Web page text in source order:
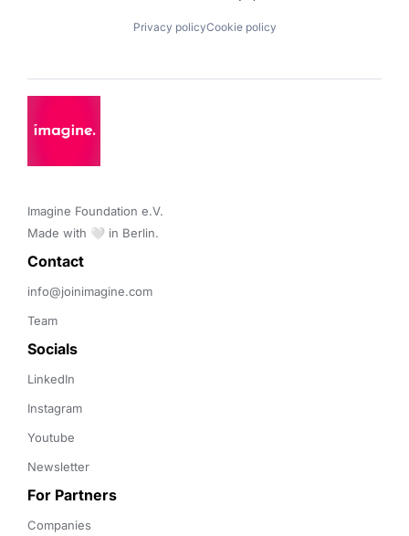
Privacy policyCookie policy
Imagine Foundation e.V.
Made with 🤍 in Berlin.
Contact
info@joinimagine.com
Team
Socials
LinkedIn
Instagram
Youtube
Newsletter
For Partners
Companies